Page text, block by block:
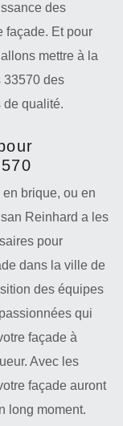
des
façade. Et pour
mettre à la
33570 des
de qualité.
brique, ou en
Reinhard a les
pour
dans la ville de
des équipes
qui
façade à
Avec les
façade auront
long moment.